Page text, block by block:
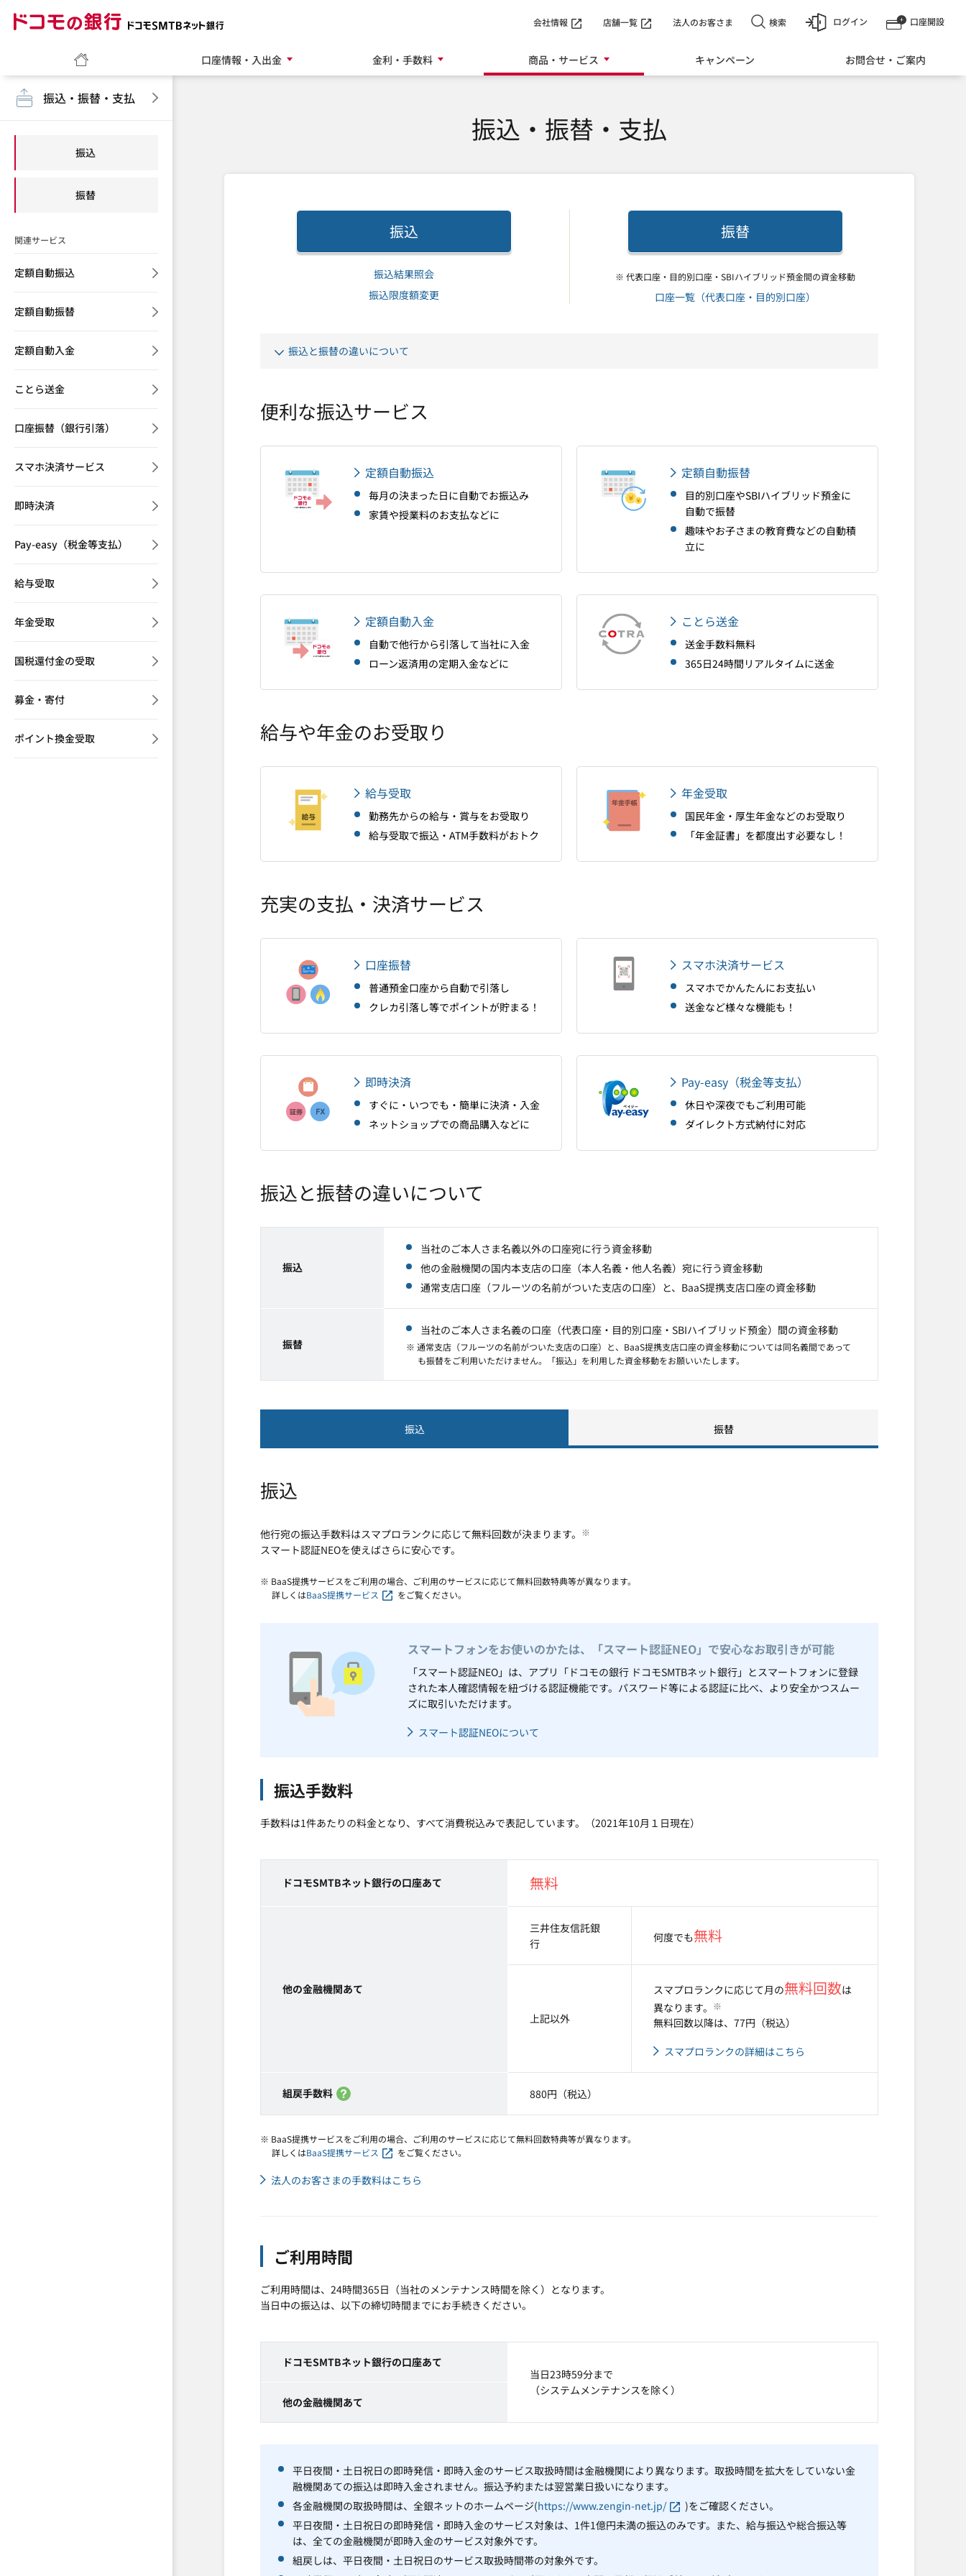
口座開設
ログイン
口座情報・入出金 金利・手数料 商品・サービス キャンペーン お問合せ・ご案内
会社情報 店舗一覧 法人のお客さま 検索
振込・振替・支払
振込
振込結果照会
振込限度額変更
振替
※ 代表口座・目的別口座・SBIハイブリッド預金間の資金移動
口座一覧（代表口座・目的別口座）
振込と振替の違いについて
便利な振込サービス
定額自動振込
毎月の決まった日に自動でお振込み
家賃や授業料のお支払などに
定額自動振替
目的別口座やSBIハイブリッド預金に
自動で振替
趣味やお子さまの教育費などの自動積
立に
定額自動入金
自動で他行から引落して当社に入金
ローン返済用の定期入金などに
ことら送金
送金手数料無料
365日24時間リアルタイムに送金
給与や年金のお受取り
給与受取
勤務先からの給与・賞与をお受取り
給与受取で振込・ATM手数料がおトク
年金受取
国民年金・厚生年金などのお受取り
「年金証書」を都度出す必要なし！
充実の支払・決済サービス
口座振替
普通預金口座から自動で引落し
クレカ引落し等でポイントが貯まる！
スマホ決済サービス
スマホでかんたんにお支払い
送金など様々な機能も！
即時決済
すぐに・いつでも・簡単に決済・入金
ネットショップでの商品購入などに
Pay-easy（税金等支払）
休日や深夜でもご利用可能
ダイレクト方式納付に対応
振込と振替の違いについて
振込
当社のご本人さま名義以外の口座宛に行う資金移動
他の金融機関の国内本支店の口座（本人名義・他人名義）宛に行う資金移動
通常支店口座（フルーツの名前がついた支店の口座）と、BaaS提携支店口座の資金移動
振替
当社のご本人さま名義の口座（代表口座・目的別口座・SBIハイブリッド預金）間の資金移動
※ 通常支店（フルーツの名前がついた支店の口座）と、BaaS提携支店口座の資金移動については同名義間であって
も振替をご利用いただけません。「振込」を利用した資金移動をお願いいたします。
振込 振替
振込
他行宛の振込手数料はスマプロランクに応じて無料回数が決まります。 ※
スマート認証NEOを使えばさらに安心です。
※ BaaS提携サービスをご利用の場合、ご利用のサービスに応じて無料回数特典等が異なります。
詳しくはBaaS提携サービス をご覧ください。
スマートフォンをお使いのかたは、「スマート認証NEO」で安心なお取引きが可能
「スマート認証NEO」は、アプリ「ドコモの銀行 ドコモSMTBネット銀行」とスマートフォンに登録
された本人確認情報を紐づける認証機能です。パスワード等による認証に比べ、より安全かつスムー
ズに取引いただけます。
スマート認証NEOについて
振込手数料
手数料は1件あたりの料金となり、すべて消費税込みで表記しています。（2021年10月１日現在）
ドコモSMTBネット銀行の口座あて 無料
他の金融機関あて
三井住友信託銀
行
何度でも無料
上記以外
スマプロランクに応じて月の無料回数は
異なります。 ※
無料回数以降は、77円（税込）
スマプロランクの詳細はこちら
組戻手数料 880円（税込）
※ BaaS提携サービスをご利用の場合、ご利用のサービスに応じて無料回数特典等が異なります。
詳しくはBaaS提携サービス をご覧ください。
法人のお客さまの手数料はこちら
ご利用時間
ご利用時間は、24時間365日（当社のメンテナンス時間を除く）となります。
当日中の振込は、以下の締切時間までにお手続きください。
ドコモSMTBネット銀行の口座あて
当日23時59分まで
（システムメンテナンスを除く）
他の金融機関あて
平日夜間・土日祝日の即時発信・即時入金のサービス取扱時間は金融機関により異なります。取扱時間を拡大をしていない金
融機関あての振込は即時入金されません。振込予約または翌営業日扱いになります。
各金融機関の取扱時間は、全銀ネットのホームページ(https://www.zengin-net.jp/
)をご確認ください。
平日夜間・土日祝日の即時発信・即時入金のサービス対象は、1件1億円未満の振込のみです。また、給与振込や総合振込等
は、全ての金融機関が即時入金のサービス対象外です。
組戻しは、平日夜間・土日祝日のサービス取扱時間帯の対象外です。
振込・振替・支払
振込
振替
関連サービス
定額自動振込
定額自動振替
定額自動入金
ことら送金
口座振替（銀行引落）
スマホ決済サービス
即時決済
Pay-easy（税金等支払）
給与受取
年金受取
国税還付金の受取
募金・寄付
ポイント換金受取